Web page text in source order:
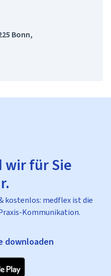
Bonn,
wir für Sie
kostenlos: medflex ist die
Kommunikation.
downloaden